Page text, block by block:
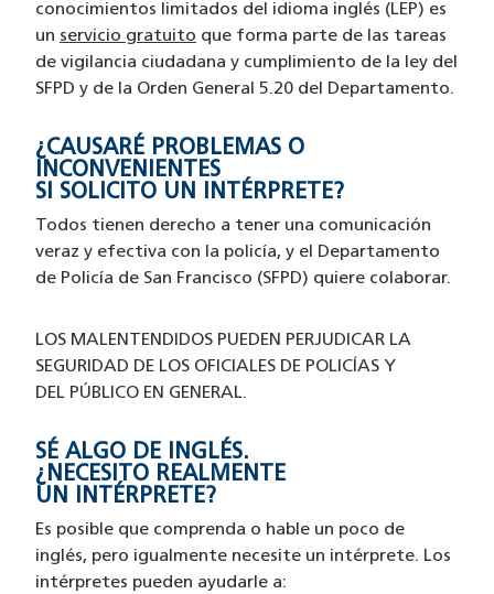
conocimientos limitados del idioma inglés (LEP) es
un servicio gratuito que forma parte de las tareas
de vigilancia ciudadana y cumplimiento de la ley del
SFPD y de la Orden General 5.20 del Departamento.
¿CAUSARÉ PROBLEMAS O
INCONVENIENTES
SI SOLICITO UN INTÉRPRETE?
Todos tienen derecho a tener una comunicación
veraz y efectiva con la policía, y el Departamento
de Policía de San Francisco (SFPD) quiere colaborar.
LOS MALENTENDIDOS PUEDEN PERJUDICAR LA
SEGURIDAD DE LOS OFICIALES DE POLICÍAS Y
DEL PÚBLICO EN GENERAL.
SÉ ALGO DE INGLÉS.
¿NECESITO REALMENTE
UN INTÉRPRETE?
Es posible que comprenda o hable un poco de
inglés, pero igualmente necesite un intérprete. Los
intérpretes pueden ayudarle a: